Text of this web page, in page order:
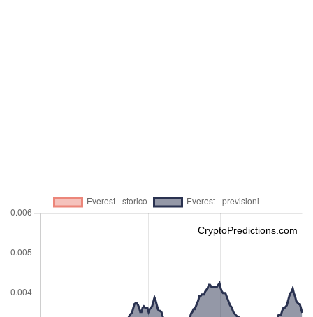
CryptoPredictions.com